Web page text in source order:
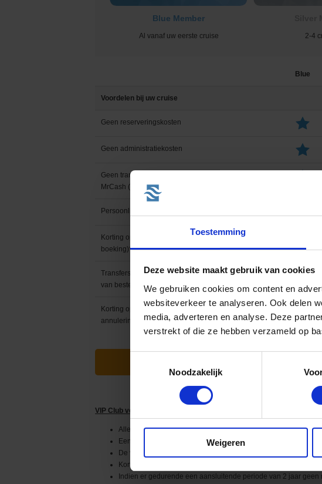
Toestemming
Deze website maakt gebruik van cookies
We gebruiken cookies om content en
websiteverkeer te analyseren. Ook delen
media, adverteren en analyse. Deze
verstrekt of die ze hebben verzameld op
Noodzakelijk
Weigeren
PONANT
SeaDream Yacht Club
Virgin Voyages
Blue Member
Al vanaf uw eerste cruise 2-4
Blue
Voordelen bij uw cruise
Geen reserveringskosten
Geen administratiekosten
Geen transactiekosten - iDEAL. Creditcard.
MrCash (uitzondering: AMEX. PayPal)
Persoonlijke Cruise Specialist
Korting op vluchten i.c.m. cruise (per
boeking)*
Transfers van en naar luchthaven op plaats
van bestemming**
Korting op kortlopende reis- en
annuleringsverzekering
VIP Club voorwaarden
Alleen cruises geboekt bij CruiseReizen.nl worden meegeteld
Een boeking dient altijd een cruise segment te bevatten
De voordelen gelden op nieuwe boekingen, vanaf 5 nachten of
Kortingen en voordelen zijn niet cumuleerbaar met andere
Indien er gedurende een aansluitende periode van 2 jaar